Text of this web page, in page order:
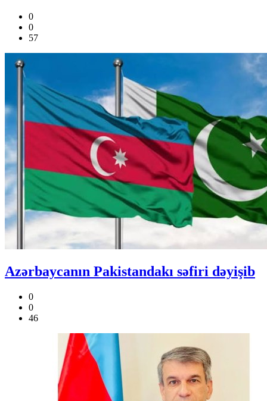
0
0
57
Azərbaycanın Pakistandakı səfiri dəyişib
0
0
46